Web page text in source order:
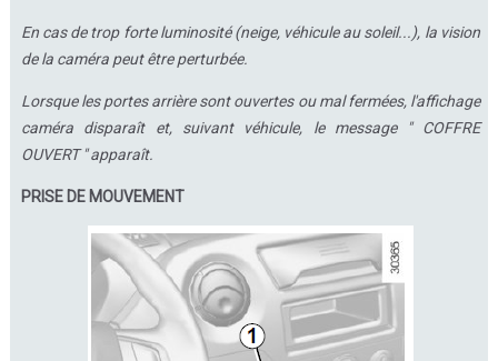
En cas de trop forte luminosité (neige, véhicule au soleil...), la vision
de la caméra peut être perturbée.
Lorsque les portes arrière sont ouvertes ou mal fermées, l'affichage
caméra disparaît et, suivant véhicule, le message " COFFRE
OUVERT " apparaît.
PRISE DE MOUVEMENT